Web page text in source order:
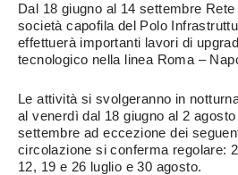
Dal 18 giugno al 14 settembre
società capofila del Polo
effettuerà importanti lavori di
tecnologico nella linea Roma –
Le attività si svolgeranno in
al venerdì dal 18 giugno al 2
settembre ad eccezione dei
circolazione si conferma regolare:
12, 19 e 26 luglio e 30 agosto.